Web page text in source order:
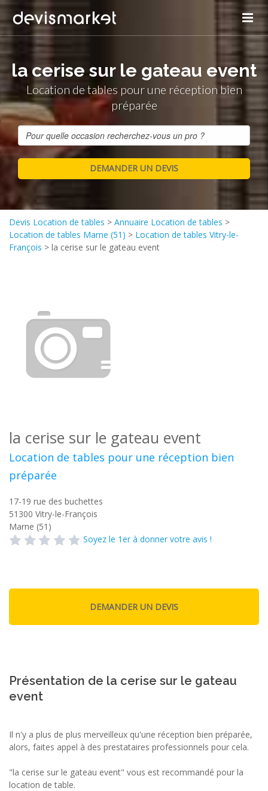
la cerise sur le gateau event
Location de tables pour une réception bien
préparée
Devis Location de tables > Annuaire Location de tables >
Location de tables Marne (51) > Location de tables Vitry-le-
François > la cerise sur le gateau event
la cerise sur le gateau event
Location de tables pour une réception bien
préparée
17-19 rue des buchettes
51300 Vitry-le-François
Marne (51)
Soyez le 1er à donner votre avis !
Présentation de la cerise sur le gateau
event
Il n'y a plus de plus merveilleux qu'une réception bien préparée,
alors, faites appel à des prestataires professionnels pour cela.
"la cerise sur le gateau event" vous est recommandé pour la
location de table.